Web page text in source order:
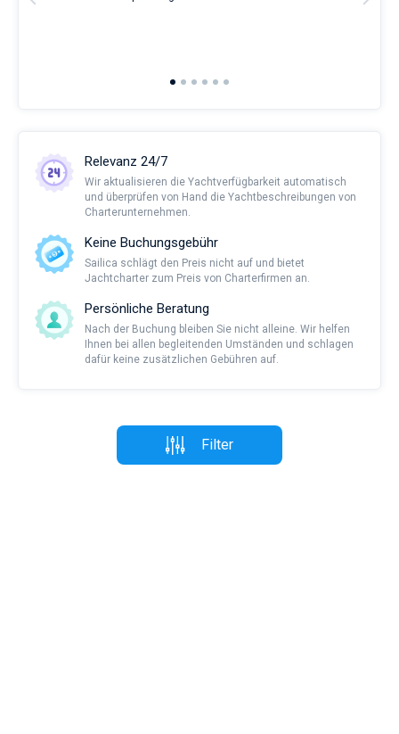
Relevanz 24/7
Wir aktualisieren die Yachtverfügbarkeit automatisch
und überprüfen von Hand die Yachtbeschreibungen von
Charterunternehmen.
Keine Buchungsgebühr
Sailica schlägt den Preis nicht auf und bietet
Jachtcharter zum Preis von Charterfirmen an.
Persönliche Beratung
Nach der Buchung bleiben Sie nicht alleine. Wir helfen
Ihnen bei allen begleitenden Umständen und schlagen
dafür keine zusätzlichen Gebühren auf.
Filter